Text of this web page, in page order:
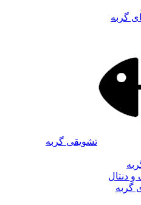
گربه
تشویقی گربه
دنتال
گربه